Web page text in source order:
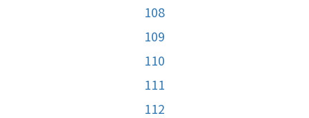
108
109
110
111
112